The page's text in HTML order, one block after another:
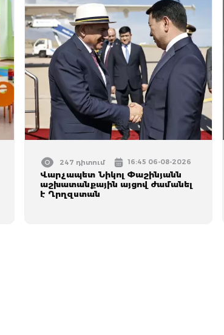
247 դիտում 16:45 06-08-2026
Վարչապետ Նիկոլ Փաշինյանն
աշխատանքային այցով ժամանել
է Ղրղզստան